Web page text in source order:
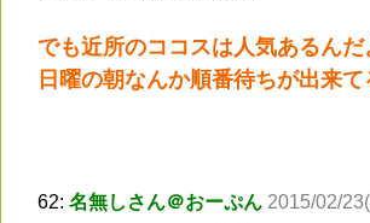
でも近所のココスは人気あるんだ
日曜の朝なんか順番待ちが出来て
62: 名無しさん＠おーぷん 2015/02/